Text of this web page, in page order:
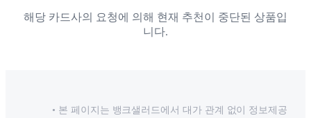
해당 카드사의 요청에 의해 현재 추천이 중단된 상품입
니다.
본 페이지는 뱅크샐러드에서 대가 관계 없이 정보제공